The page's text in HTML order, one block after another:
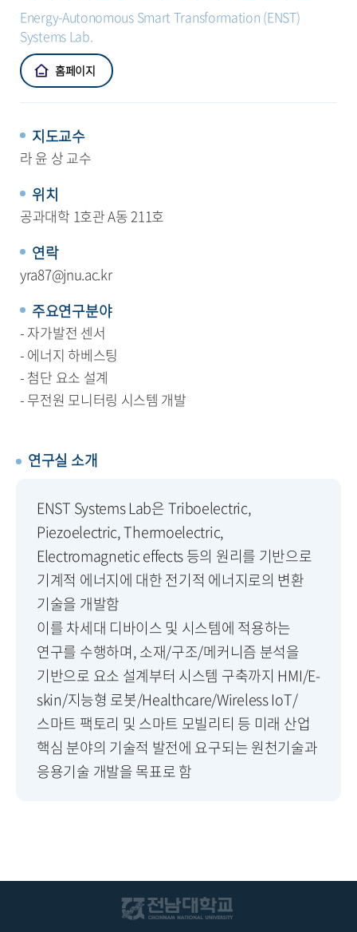
Energy-Autonomous Smart Transformation (ENST)
Systems Lab.
홈페이지
지도교수
라 윤 상 교수
위치
공과대학 1호관 A동 211호
연락
yra87@jnu.ac.kr
주요연구분야
- 자가발전 센서
- 에너지 하베스팅
- 첨단 요소 설계
- 무전원 모니터링 시스템 개발
연구실 소개
ENST Systems Lab은 Triboelectric,
Piezoelectric, Thermoelectric,
Electromagnetic effects 등의 원리를 기반으로
기계적 에너지에 대한 전기적 에너지로의 변환
기술을 개발함
이를 차세대 디바이스 및 시스템에 적용하는
연구를 수행하며, 소재/구조/메커니즘 분석을
기반으로 요소 설계부터 시스템 구축까지 HMI/E-
skin/지능형 로봇/Healthcare/Wireless IoT/
스마트 팩토리 및 스마트 모빌리티 등 미래 산업
핵심 분야의 기술적 발전에 요구되는 원천기술과
응용기술 개발을 목표로 함